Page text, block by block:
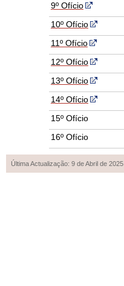
9º Ofício
10º Ofício
11º Ofício
12º Ofício
13º Ofício
14º Ofício
15º Ofício
16º Ofício
Última Actualização: 9 de Abril de 2025